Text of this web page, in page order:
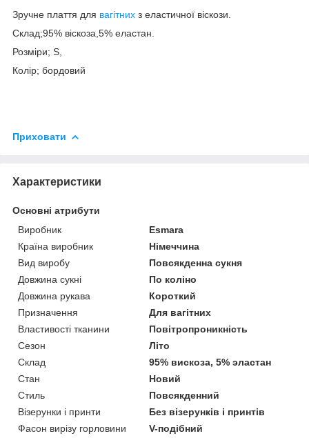
Зручне плаття для вагітних з еластичної віскози.
Склад;95% віскоза,5% еластан.
Розміри; S,
Колір; бордовий
Приховати
Характеристики
Основні атрибути
Виробник
Esmara
Країна виробник
Німеччина
Вид виробу
Повсякденна сукня
Довжина сукні
По коліно
Довжина рукава
Короткий
Призначення
Для вагітних
Властивості тканини
Повітропроникність
Сезон
Літо
Склад
95% вискоза, 5% эластан
Стан
Новий
Стиль
Повсякденний
Візерунки і принти
Без візерунків і принтів
Фасон вирізу горловини
V-подібний